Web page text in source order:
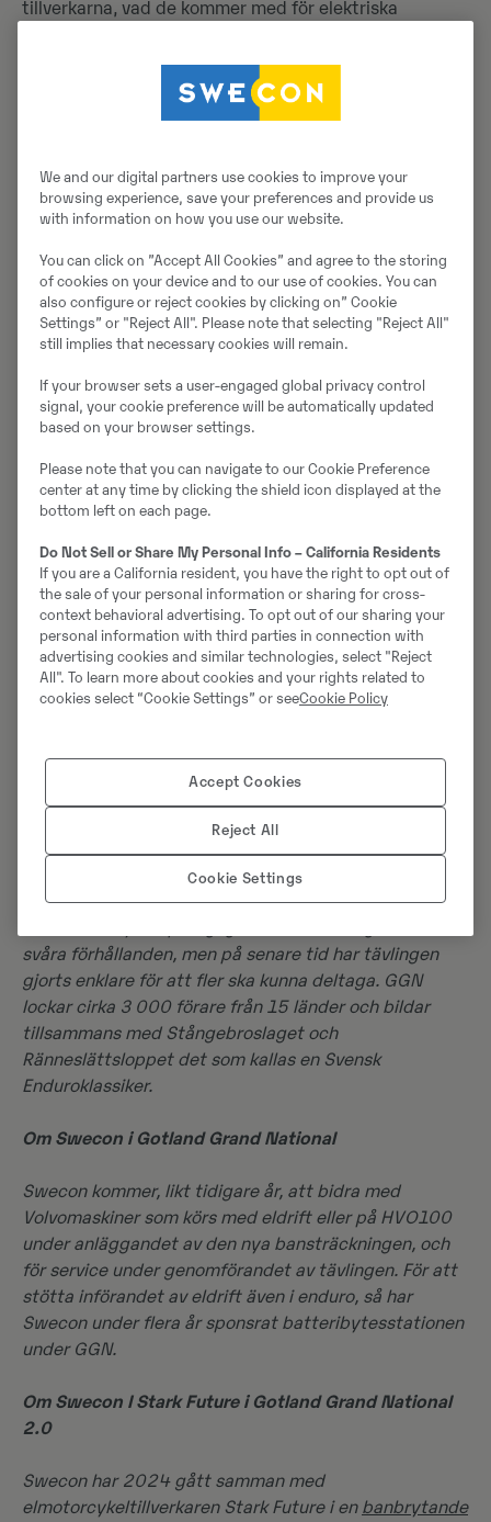
tillverkarna, vad de kommer med för elektriska
även vid byggandet av den nära 25 kilometer långa
banan. Som partner ställer Swecon upp med fem
varav tre elektriska
– Swecon har varit en stabil partner i många år, därför
är det extra kul att de även finns med i ett av de
startande teamen i år.
Volvo ECR25 Electric och batterienergilagret
PU40 är en av de lösningar som finns på plats
för att bygga GGN 2.0.
är en av världens största
endurotävlingar. Den kördes årligen på alla helgons
dag från 1984, och sedan 2014 helgen innan.
Tävlingsplatsen var tidigare Tofta skjutfält, men från
och med 2024 körs den på ett område vid Hejdeby
svåra förhållanden, men på senare tid har tävlingen
gjorts enklare för att fler ska kunna deltaga. GGN
lockar cirka 3 000 förare från 15 länder och bildar
tillsammans med Stångebroslaget och
Ränneslättsloppet det som kallas en Svensk
Enduroklassiker.
Om Swecon i Gotland Grand National
Swecon kommer, likt tidigare år, att bidra med
Volvomaskiner som körs med eldrift eller på HVO100
under anläggandet av den nya bansträckningen, och
för service under genomförandet av tävlingen. För att
stötta införandet av eldrift även i enduro, så har
Swecon under flera år sponsrat batteribytesstationen
under GGN.
Om Swecon I Stark Future i Gotland Grand National
2.0
Swecon har 2024 gått samman med
elmotorcykeltillverkaren Stark Future i en banbrytande
We and our digital partners use cookies to improve your
browsing experience, save your preferences and provide us
with information on how you use our website.
You can click on ”Accept All Cookies” and agree to the storing
of cookies on your device and to our use of cookies. You can
also configure or reject cookies by clicking on” Cookie
Settings” or "Reject All". Please note that selecting "Reject All"
still implies that necessary cookies will remain.
If your browser sets a user-engaged global privacy control
signal, your cookie preference will be automatically updated
based on your browser settings.
Please note that you can navigate to our Cookie Preference
center at any time by clicking the shield icon displayed at the
bottom left on each page.
Do Not Sell or Share My Personal Info – California Residents
If you are a California resident, you have the right to opt out of
the sale of your personal information or sharing for cross-
context behavioral advertising. To opt out of our sharing your
personal information with third parties in connection with
advertising cookies and similar technologies, select "Reject
All". To learn more about cookies and your rights related to
cookies select “Cookie Settings” or seeCookie Policy
Accept Cookies
Reject All
Cookie Settings